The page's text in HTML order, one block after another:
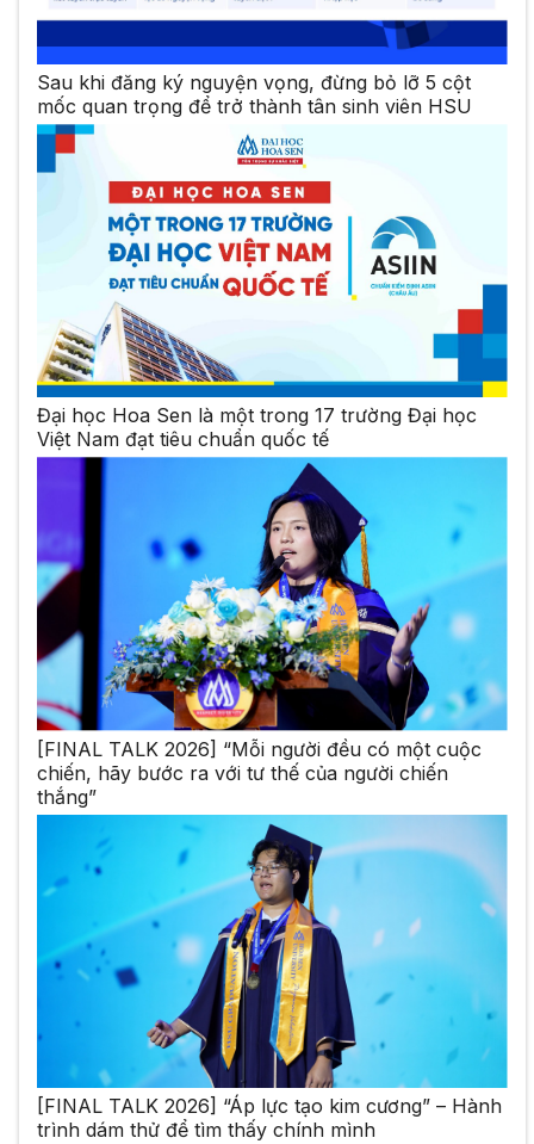
Sau khi đăng ký nguyện vọng, đừng bỏ lỡ 5 cột
mốc quan trọng để trở thành tân sinh viên HSU
Đại học Hoa Sen là một trong 17 trường Đại học
Việt Nam đạt tiêu chuẩn quốc tế
[FINAL TALK 2026] “Mỗi người đều có một cuộc
chiến, hãy bước ra với tư thế của người chiến
thắng”
[FINAL TALK 2026] “Áp lực tạo kim cương” – Hành
trình dám thử để tìm thấy chính mình